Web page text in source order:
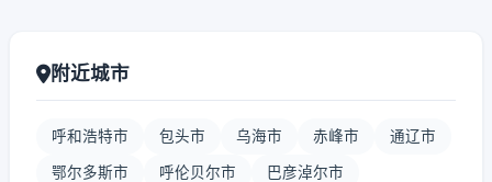
附近城市
呼和浩特市 包头市 乌海市 赤峰市 通辽市
鄂尔多斯市 呼伦贝尔市 巴彦淖尔市